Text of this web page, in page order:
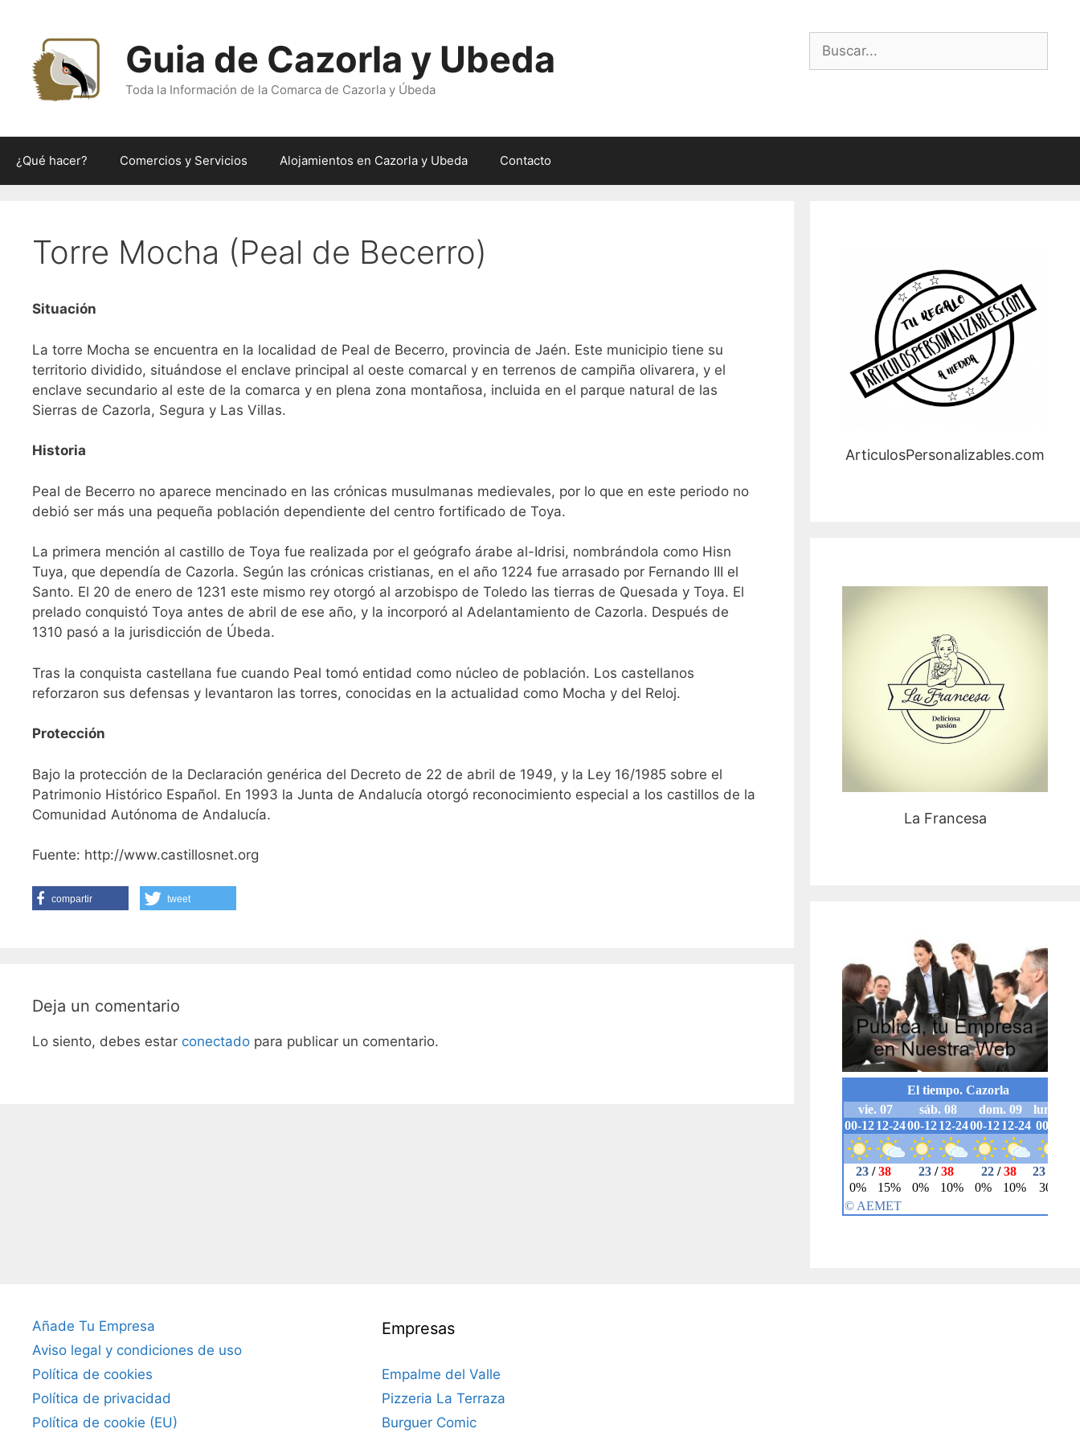
contenido
Buscar:
Guia de Cazorla y Ubeda
Toda la Información de la Comarca de Cazorla y Úbeda
¿Qué hacer? Comercios y Servicios Alojamientos en Cazorla y Ubeda Contacto
Torre Mocha (Peal de Becerro)
Situación
La torre Mocha se encuentra en la localidad de Peal de Becerro, provincia de Jaén. Este municipio tiene su
territorio dividido, situándose el enclave principal al oeste comarcal y en terrenos de campiña olivarera, y el
enclave secundario al este de la comarca y en plena zona montañosa, incluida en el parque natural de las
Sierras de Cazorla, Segura y Las Villas.
Historia
Peal de Becerro no aparece mencinado en las crónicas musulmanas medievales, por lo que en este periodo no
debió ser más una pequeña población dependiente del centro fortificado de Toya.
La primera mención al castillo de Toya fue realizada por el geógrafo árabe al-Idrisi, nombrándola como Hisn
Tuya, que dependía de Cazorla. Según las crónicas cristianas, en el año 1224 fue arrasado por Fernando III el
Santo. El 20 de enero de 1231 este mismo rey otorgó al arzobispo de Toledo las tierras de Quesada y Toya. El
prelado conquistó Toya antes de abril de ese año, y la incorporó al Adelantamiento de Cazorla. Después de
1310 pasó a la jurisdicción de Úbeda.
Tras la conquista castellana fue cuando Peal tomó entidad como núcleo de población. Los castellanos
reforzaron sus defensas y levantaron las torres, conocidas en la actualidad como Mocha y del Reloj.
Protección
Bajo la protección de la Declaración genérica del Decreto de 22 de abril de 1949, y la Ley 16/1985 sobre el
Patrimonio Histórico Español. En 1993 la Junta de Andalucía otorgó reconocimiento especial a los castillos de la
Comunidad Autónoma de Andalucía.
Fuente: http://www.castillosnet.org
compartir tweet
Deja un comentario
Lo siento, debes estar conectado para publicar un comentario.
ArticulosPersonalizables.com
La Francesa
Añade Tu Empresa
Aviso legal y condiciones de uso
Política de cookies
Política de privacidad
Política de cookie (EU)
Empresas
Empalme del Valle
Pizzeria La Terraza
Burguer Comic